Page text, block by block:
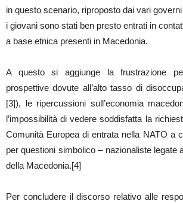
in questo scenario, riproposto dai vari
i giovani sono stati ben presto entrati in
a base etnica presenti in Macedonia.
A questo si aggiunge la frustrazione
prospettive dovute all’alto tasso di
[3]), le ripercussioni sull’economia
l’impossibilità di vedere soddisfatta la
Comunità Europea di entrata nella NATO a
per questioni simbolico – nazionaliste legate
della Macedonia.[4]
Per concludere il discorso relativo alle